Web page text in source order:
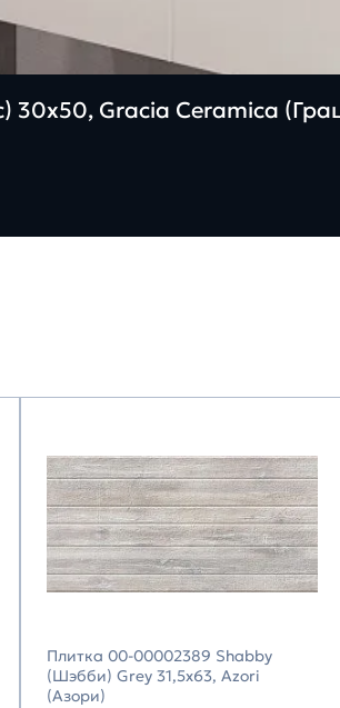
30х50, Gracia Ceramica
Плитка 00-00002389 Shabby
(Шэбби) Grey 31,5х63, Azori
(Азори)